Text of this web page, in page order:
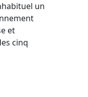
un
et
cinq